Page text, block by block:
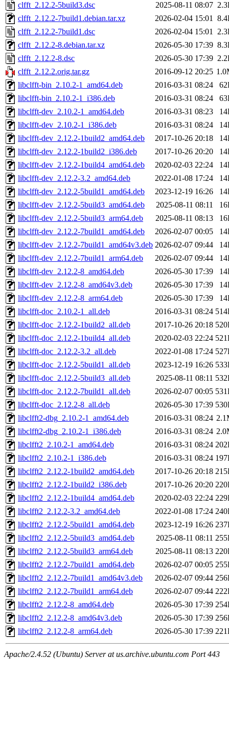
clfft_2.12.2-5build3.dsc
2025-08-11 08:07
clfft_2.12.2-7build1.debian.tar.xz
2026-02-04 15:01
clfft_2.12.2-7build1.dsc
2026-02-04 15:01
clfft_2.12.2-8.debian.tar.xz
2026-05-30 17:39
clfft_2.12.2-8.dsc
2026-05-30 17:39
clfft_2.12.2.orig.tar.gz
2016-09-12 20:25
libclfft-bin_2.10.2-1_amd64.deb
2016-03-31 08:24
libclfft-bin_2.10.2-1_i386.deb
2016-03-31 08:24
libclfft-dev_2.10.2-1_amd64.deb
2016-03-31 08:23
libclfft-dev_2.10.2-1_i386.deb
2016-03-31 08:24
libclfft-dev_2.12.2-1build2_amd64.deb
2017-10-26 20:18
libclfft-dev_2.12.2-1build2_i386.deb
2017-10-26 20:20
libclfft-dev_2.12.2-1build4_amd64.deb
2020-02-03 22:24
libclfft-dev_2.12.2-3.2_amd64.deb
2022-01-08 17:24
libclfft-dev_2.12.2-5build1_amd64.deb
2023-12-19 16:26
libclfft-dev_2.12.2-5build3_amd64.deb
2025-08-11 08:11
libclfft-dev_2.12.2-5build3_arm64.deb
2025-08-11 08:13
libclfft-dev_2.12.2-7build1_amd64.deb
2026-02-07 00:05
libclfft-dev_2.12.2-7build1_amd64v3.deb 2026-02-07 09:44
libclfft-dev_2.12.2-7build1_arm64.deb
2026-02-07 09:44
libclfft-dev_2.12.2-8_amd64.deb
2026-05-30 17:39
libclfft-dev_2.12.2-8_amd64v3.deb
2026-05-30 17:39
libclfft-dev_2.12.2-8_arm64.deb
2026-05-30 17:39
libclfft-doc_2.10.2-1_all.deb
2016-03-31 08:24
libclfft-doc_2.12.2-1build2_all.deb
2017-10-26 20:18
libclfft-doc_2.12.2-1build4_all.deb
2020-02-03 22:24
libclfft-doc_2.12.2-3.2_all.deb
2022-01-08 17:24
libclfft-doc_2.12.2-5build1_all.deb
2023-12-19 16:26
libclfft-doc_2.12.2-5build3_all.deb
2025-08-11 08:11
libclfft-doc_2.12.2-7build1_all.deb
2026-02-07 00:05
libclfft-doc_2.12.2-8_all.deb
2026-05-30 17:39
libclfft2-dbg_2.10.2-1_amd64.deb
2016-03-31 08:24
libclfft2-dbg_2.10.2-1_i386.deb
2016-03-31 08:24
libclfft2_2.10.2-1_amd64.deb
2016-03-31 08:24
libclfft2_2.10.2-1_i386.deb
2016-03-31 08:24
libclfft2_2.12.2-1build2_amd64.deb
2017-10-26 20:18
libclfft2_2.12.2-1build2_i386.deb
2017-10-26 20:20
libclfft2_2.12.2-1build4_amd64.deb
2020-02-03 22:24
libclfft2_2.12.2-3.2_amd64.deb
2022-01-08 17:24
libclfft2_2.12.2-5build1_amd64.deb
2023-12-19 16:26
libclfft2_2.12.2-5build3_amd64.deb
2025-08-11 08:11
libclfft2_2.12.2-5build3_arm64.deb
2025-08-11 08:13
libclfft2_2.12.2-7build1_amd64.deb
2026-02-07 00:05
libclfft2_2.12.2-7build1_amd64v3.deb
2026-02-07 09:44
libclfft2_2.12.2-7build1_arm64.deb
2026-02-07 09:44
libclfft2_2.12.2-8_amd64.deb
2026-05-30 17:39
libclfft2_2.12.2-8_amd64v3.deb
2026-05-30 17:39
libclfft2_2.12.2-8_arm64.deb
2026-05-30 17:39
Apache/2.4.52 (Ubuntu) Server at us.archive.ubuntu.com Port 443